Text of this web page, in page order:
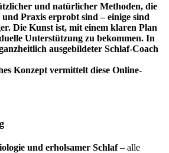
und natürlicher Methoden, die
Praxis erprobt sind – einige sind
Die Kunst ist, mit einem klaren Plan
Unterstützung zu bekommen. In
ausgebildeter Schlaf-Coach
Konzept vermittelt diese Online-
und erholsamer Schlaf– alle